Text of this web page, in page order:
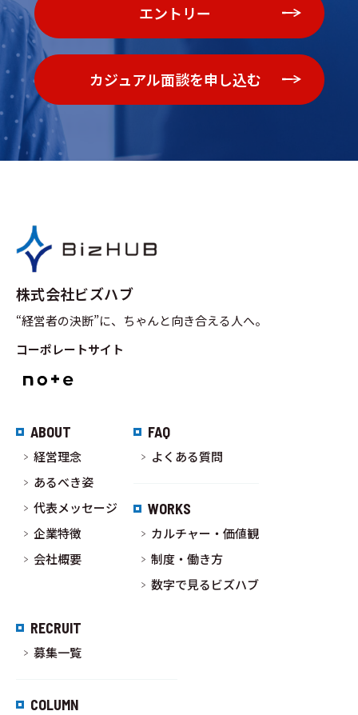
エントリー
カジュアル面談を申し込む
株式会社ビズハブ
“経営者の決断”に、ちゃんと向き合える人へ。
コーポレートサイト
ABOUT
経営理念
あるべき姿
代表メッセージ
企業特徴
会社概要
FAQ
よくある質問
WORKS
カルチャー・価値観
制度・働き方
数字で見るビズハブ
RECRUIT
募集一覧
COLUMN